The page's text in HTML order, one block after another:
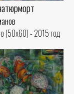
(50x60) - 2015 год